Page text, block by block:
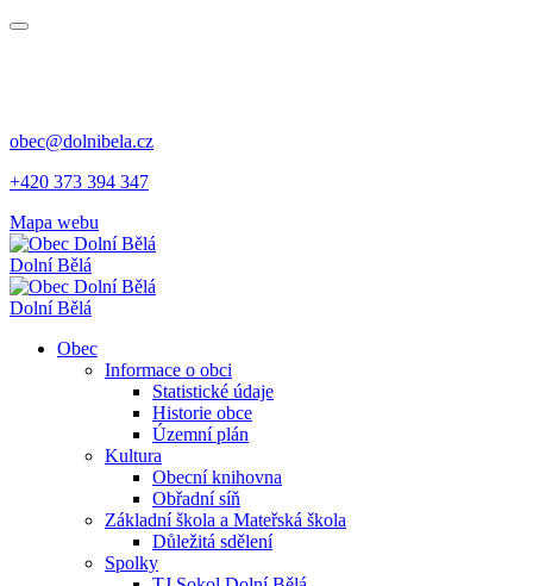
obec@dolnibela.cz
+420 373 394 347
Mapa webu
Dolní Bělá
Dolní Bělá
Obec
Informace o obci
Statistické údaje
Historie obce
Územní plán
Kultura
Obecní knihovna
Obřadní síň
Základní škola a Mateřská škola
Důležitá sdělení
Spolky